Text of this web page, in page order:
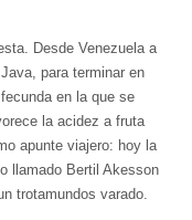
Desde Venezuela a
para terminar en
en la que se
la acidez a fruta
apunte viajero: hoy la
llamado Bertil Akesson
trotamundos varado.